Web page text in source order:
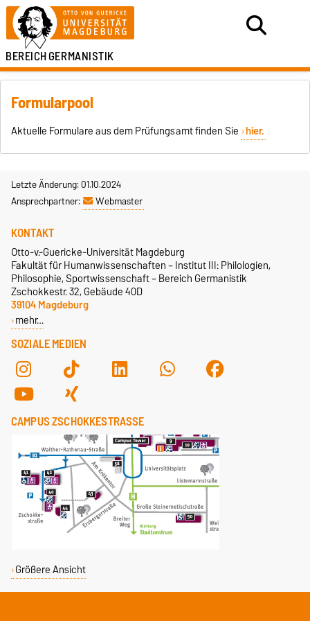
BEREICHGERMANISTIK
Formularpool
Aktuelle Formulare aus dem Prüfungsamt finden Sie hier.
Letzte Änderung: 01.10.2024
Ansprechpartner:
Webmaster
SOZIALE MEDIEN
KONTAKT
Otto-v.-Guericke-Universität Magdeburg
Fakultät für Humanwissenschaften – Institut III: Philologien,
Philosophie, Sportwissenschaft – Bereich Germanistik
Zschokkestr. 32, Gebäude 40D
39104 Magdeburg
mehr…
CAMPUS ZSCHOKKESTRASSE
Größere Ansicht